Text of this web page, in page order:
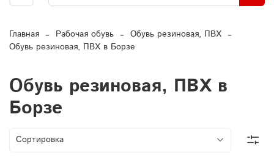
Главная Рабочая обувь
Обувь резиновая, ПВХ
Обувь резиновая, ПВХ в Борзе
Обувь резиновая, ПВХ в
Борзе